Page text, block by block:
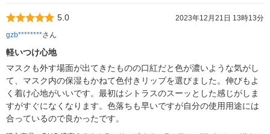
5.0
2023年12月21日 13時13分
gzb********さん
軽いつけ心地
マスクも外す場面が出てきたものの口紅だと色が濃いような気がし
て、マスク内の保湿もかねて色付きリップを選びました。伸びもよ
く着け心地がいいです。最初はシトラスのスーッとした感じがしま
すがすぐになくなります。色落ちも早いですが自分の使用用途には
合っているので良かったです。